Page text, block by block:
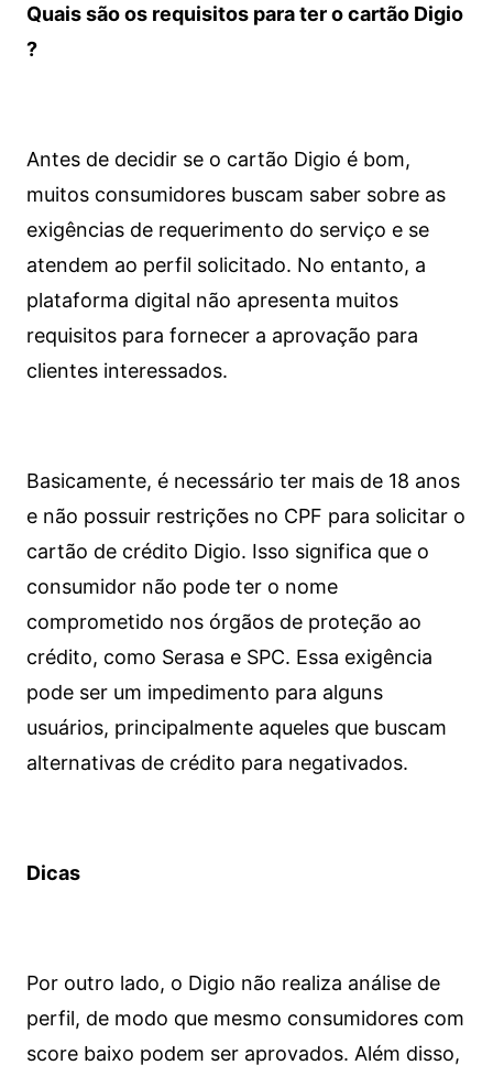
Quais são os requisitos para ter o cartão Digio
?
Antes de decidir se o cartão Digio é bom,
muitos consumidores buscam saber sobre as
exigências de requerimento do serviço e se
atendem ao perfil solicitado. No entanto, a
plataforma digital não apresenta muitos
requisitos para fornecer a aprovação para
clientes interessados.
Basicamente, é necessário ter mais de 18 anos
e não possuir restrições no CPF para solicitar o
cartão de crédito Digio. Isso significa que o
consumidor não pode ter o nome
comprometido nos órgãos de proteção ao
crédito, como Serasa e SPC. Essa exigência
pode ser um impedimento para alguns
usuários, principalmente aqueles que buscam
alternativas de crédito para negativados.
Dicas
Por outro lado, o Digio não realiza análise de
perfil, de modo que mesmo consumidores com
score baixo podem ser aprovados. Além disso,